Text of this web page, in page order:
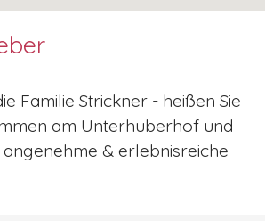
Familie Strickner - heißen Sie
am Unterhuberhof und
& erlebnisreiche